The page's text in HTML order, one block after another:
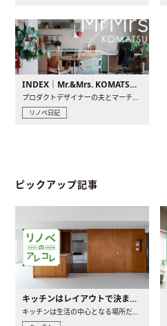
INDEX｜Mr.&Mrs. KOMATSU renovation diary
プロダクトデザイナーの夫とマーチャンダイザーの妻が、夫婦で..
リノベ日記
ピックアップ記事
キッチンはレイアウトで決まる。後悔しないための考え方と選び方
キッチンは生活の中心となる場所だからこそ、家の中のどこに置..